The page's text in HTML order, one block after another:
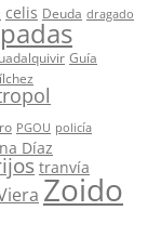
celis Deuda dragado
Guía
PGOU policía
Díaz
tranvía
Zoido